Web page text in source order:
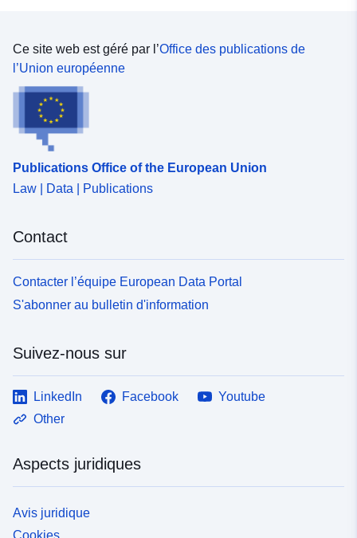
Ce site web est géré par l’Office des publications de
l’Union européenne
Publications Office of the European Union
Law | Data | Publications
Contact
Contacter l’équipe European Data Portal
S'abonner au bulletin d'information
Suivez-nous sur
LinkedIn Facebook
Youtube
Other
Aspects juridiques
Avis juridique